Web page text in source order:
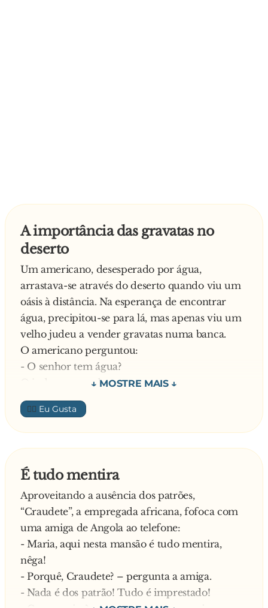
A importância das gravatas no
deserto
Um americano, desesperado por água,
arrastava-se através do deserto quando viu um
oásis à distância. Na esperança de encontrar
água, precipitou-se para lá, mas apenas viu um
velho judeu a vender gravatas numa banca.
O americano perguntou:
- O senhor tem água?
O judeu respondeu:
- Não, não tenho água. O senhor gostaria de
comprar uma gravata? Custa apenas 50 euros!
O americano gritou-lhe:
- i**...! Não preciso de uma gravata e ainda por
cima caríssima. Eu preciso de á-gu-a! Eu devia
era matar-te, mas quero é mesmo encontrar
água!
- Está certo – disse o velho judeu – não importa
que não queira comprar uma gravata e que o
senhor me odeie. Vou mostrar-lhe que não sou
mesquinho. Se você continuar ao longo daquele
monte ali, a leste, a cerca de duas milhas, você
encontrará um lindo restaurante. Ele tem toda a
👍🏼
É tudo mentira
Aproveitando a ausência dos patrões,
“Craudete”, a empregada africana, fofoca com
uma amiga de Angola ao telefone:
- Maria, aqui nesta mansão é tudo mentira,
nêga!
- Porquê, Craudete? – pergunta a amiga.
- Nada é dos patrão! Tudo é imprestado!